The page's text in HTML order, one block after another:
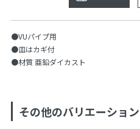
●VUパイプ用
●皿はカギ付
●材質 亜鉛ダイカスト
その他のバリエーション